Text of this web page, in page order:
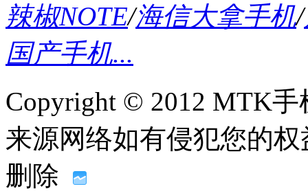
辣椒NOTE/海信大拿手机/
国产手机...
Copyright © 2012 MTK
来源网络如有侵犯您的
删除